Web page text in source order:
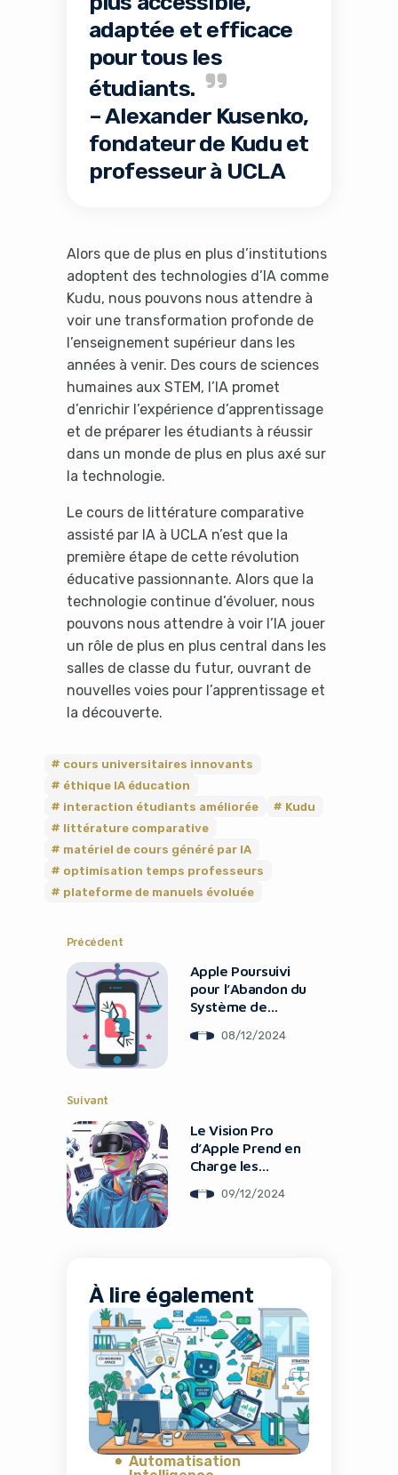
adaptée et efficace
pour tous les
étudiants.
– Alexander Kusenko,
fondateur de Kudu et
professeur à UCLA
Alors que de plus en plus d’institutions
adoptent des technologies d’IA comme
Kudu, nous pouvons nous attendre à
voir une transformation profonde de
l’enseignement supérieur dans les
années à venir. Des cours de sciences
humaines aux STEM, l’IA promet
d’enrichir l’expérience d’apprentissage
et de préparer les étudiants à réussir
dans un monde de plus en plus axé sur
la technologie.
Le cours de littérature comparative
assisté par IA à UCLA n’est que la
première étape de cette révolution
éducative passionnante. Alors que la
technologie continue d’évoluer, nous
pouvons nous attendre à voir l’IA jouer
un rôle de plus en plus central dans les
salles de classe du futur, ouvrant de
nouvelles voies pour l’apprentissage et
la découverte.
cours universitaires innovants
éthique IA éducation
interaction étudiants améliorée
Kudu
littérature comparative
matériel de cours généré par IA
optimisation temps professeurs
plateforme de manuels évoluée
Précédent
Apple Poursuivi
pour l’Abandon du
Système de
08/12/2024
Suivant
Le Vision Pro
d’Apple Prend en
Charge les
09/12/2024
À lire également
Automatisation
It looks like you're
Yes, I will turn off Ad-Blocker